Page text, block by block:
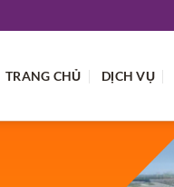
TRANG CHỦ DỊCH VỤ